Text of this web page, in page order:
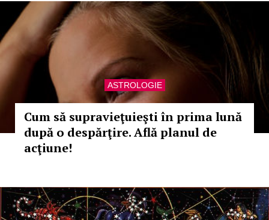
ASTROLOGIE
Cum să supravieţuieşti în prima lună
după o despărţire. Află planul de
acţiune!